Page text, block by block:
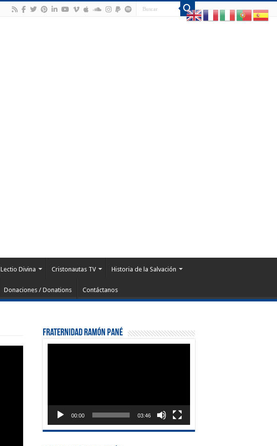
Lectio Divina Cristonautas TV Historia de la Salvación
Donaciones / Donations Contáctanos
Fraternidad Ramón Pané
00:00 03:46